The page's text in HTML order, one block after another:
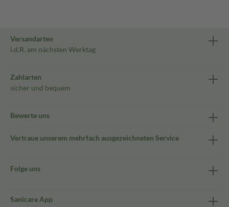
Versandarten
i.d.R. am nächsten Werktag
Zahlarten
sicher und bequem
Bewerte uns
Vertraue unserem mehrfach ausgezeichneten Service
Folge uns
Sanicare App